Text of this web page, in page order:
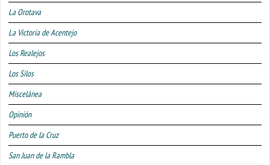
La Orotava
La Victoria de Acentejo
Los Realejos
Los Silos
Miscelánea
Opinión
Puerto de la Cruz
San Juan de la Rambla